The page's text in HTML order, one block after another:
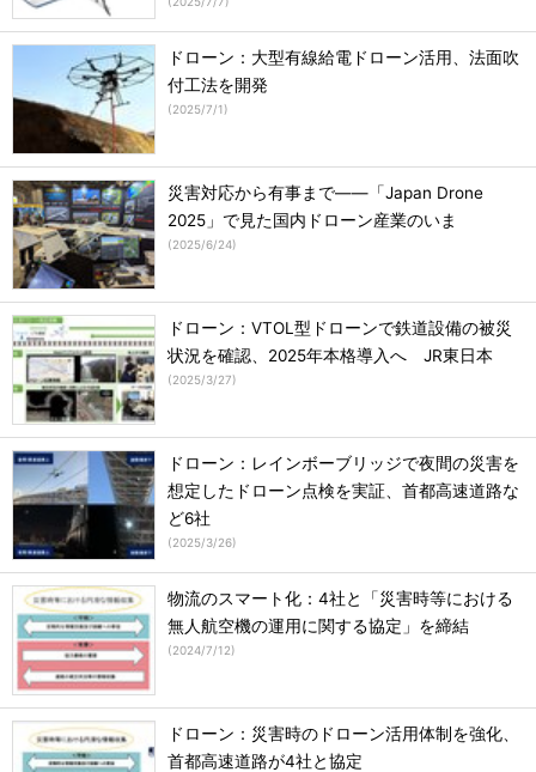
ドローン：大型有線給電ドローン活用、法面吹
付工法を開発
(2025/7/1)
災害対応から有事まで――「Japan Drone
2025」で見た国内ドローン産業のいま
(2025/6/24)
ドローン：VTOL型ドローンで鉄道設備の被災
状況を確認、2025年本格導入へ JR東日本
(2025/3/27)
ドローン：レインボーブリッジで夜間の災害を
想定したドローン点検を実証、首都高速道路な
ど6社
(2025/3/26)
物流のスマート化：4社と「災害時等における
無人航空機の運用に関する協定」を締結
(2024/7/12)
ドローン：災害時のドローン活用体制を強化、
首都高速道路が4社と協定